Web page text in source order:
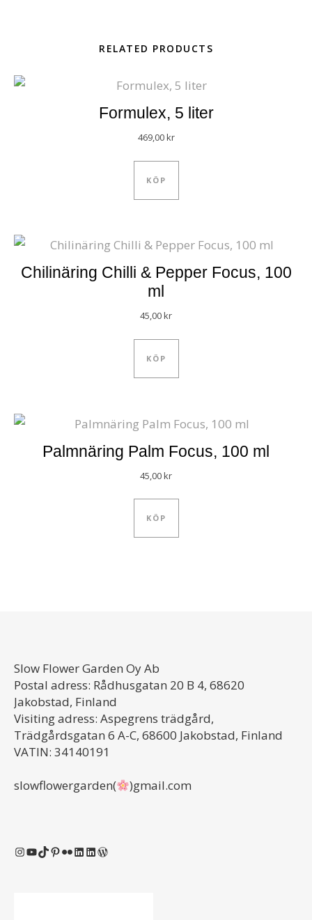
RELATED PRODUCTS
Formulex, 5 liter
469,00kr
KÖP
Chilinäring Chilli & Pepper Focus, 100
ml
45,00kr
KÖP
Palmnäring Palm Focus, 100 ml
45,00kr
KÖP
Slow Flower Garden Oy Ab
Postal adress: Rådhusgatan 20 B 4, 68620
Jakobstad, Finland
Visiting adress: Aspegrens trädgård,
Trädgårdsgatan 6 A-C, 68600 Jakobstad, Finland
VATIN: 34140191
slowflowergarden( )gmail.com
Instagram
YouTube
TikTok
Pinterest
Flickr
LinkedIn
LinkedIn
WordPress